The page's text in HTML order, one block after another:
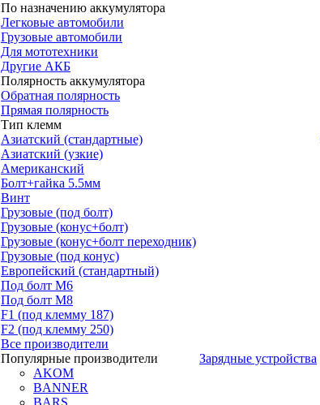
По назначению аккумулятора
Легковые автомобили
Грузовые автомобили
Для мототехники
Другие АКБ
Полярность аккумулятора
Обратная полярность
Прямая полярность
Тип клемм
Азиатский (стандартные)
Азиатский (узкие)
Американский
Болт+гайка 5.5мм
Винт
Грузовые (под болт)
Грузовые (конус+болт)
Грузовые (конус+болт переходник)
Грузовые (под конус)
Европейский (стандартный)
Под болт M6
Под болт М8
F1 (под клемму 187)
F2 (под клемму 250)
Все производители
Популярные производители
AKOM
BANNER
BARS
Зарядные устройства